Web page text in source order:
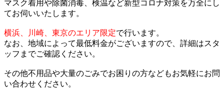
マスク着用や除菌消毒、検温など新型コロナ対策を万全にし
てお伺いいたします。
横浜、川崎、東京のエリア限定で行います。
なお、地域によって最低料金がございますので、詳細はスタ
ッフまでご確認ください。
その他不用品や大量のごみでお困りの方などもお気軽にお問
い合わせください。